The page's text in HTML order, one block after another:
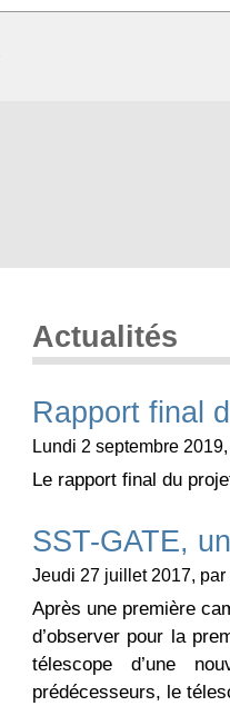
Actualités
Rapport final
Lundi 2 septembre
Le rapport final du
SST-GATE,
Jeudi 27 juillet 2017, par
Après une première
d’observer pour la
télescope d’une
prédécesseurs, le